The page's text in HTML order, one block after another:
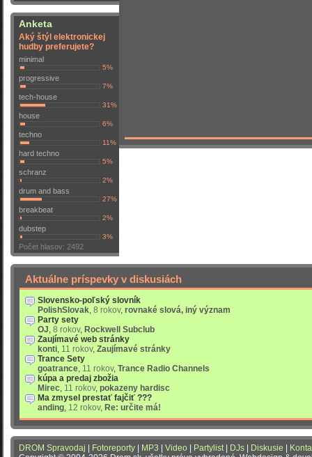
Anketa
Aký štýl elektronickej
hudby preferujete?
minimal
5%
progressive
7%
tech-house
31%
house
6%
techno
11%
hard techno
5%
schranz
2%
drum and bass
27%
breakbeat
2%
dubstep
3%
Počet hlasov: 2492
Aktuálne príspevky v diskusiách
Slovensko-poľský slovník
PolishSlovak, 8 rokov, rovnaké slová, iný význam
Party sety
OJ, 8 rokov, Rockwell Subclub
Zaujímavé web stránky
konti, 11 rokov, Zaujímavé stránky
Trance Sety
goatrance, 11 rokov, Trance Radio Channels
kúpa a predaj zbožia
Mirec, 11 rokov, pokazeny hardisc
Ma zmysel prestať fajčiť ???
anding, 12 rokov, Re: určite má!
DROM Spravodaj Fotoreporty MP3 Video Partylist| DJs Diskusie